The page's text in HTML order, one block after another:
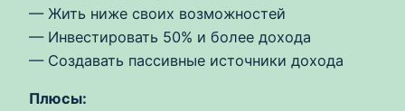
— Жить ниже своих возможностей
— Инвестировать 50% и более дохода
— Создавать пассивные источники дохода
Плюсы: